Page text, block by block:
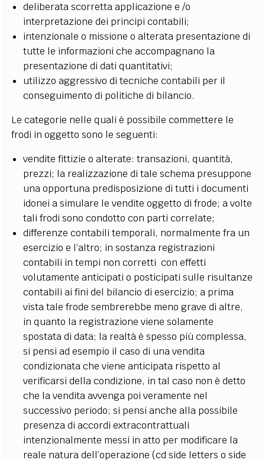
deliberata scorretta applicazione e /o
interpretazione dei principi contabili;
intenzionale o missione o alterata presentazione di
tutte le informazioni che accompagnano la
presentazione di dati quantitativi;
utilizzo aggressivo di tecniche contabili per il
conseguimento di politiche di bilancio.
Le categorie nelle quali è possibile commettere le
frodi in oggetto sono le seguenti:
vendite fittizie o alterate: transazioni, quantità,
prezzi; la realizzazione di tale schema presuppone
una opportuna predisposizione di tutti i documenti
idonei a simulare le vendite oggetto di frode; a volte
tali frodi sono condotto con parti correlate;
differenze contabili temporali, normalmente fra un
esercizio e l’altro; in sostanza registrazioni
contabili in tempi non corretti con effetti
volutamente anticipati o posticipati sulle risultanze
contabili ai fini del bilancio di esercizio; a prima
vista tale frode sembrerebbe meno grave di altre,
in quanto la registrazione viene solamente
spostata di data; la realtà è spesso più complessa,
si pensi ad esempio il caso di una vendita
condizionata che viene anticipata rispetto al
verificarsi della condizione, in tal caso non è detto
che la vendita avvenga poi veramente nel
successivo periodo; si pensi anche alla possibile
presenza di accordi extracontrattuali
intenzionalmente messi in atto per modificare la
reale natura dell’operazione (cd side letters o side